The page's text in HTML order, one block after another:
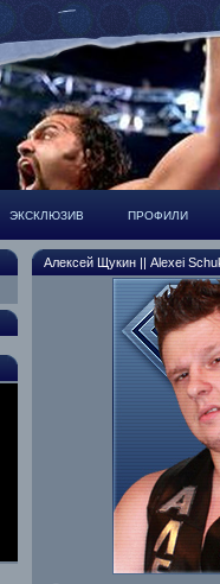
ЭКСКЛЮЗИВ ПРОФИЛИ
Алексей Щукин || Alexei